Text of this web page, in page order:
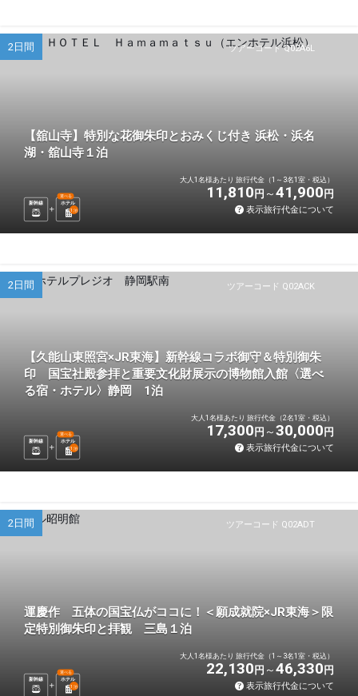
ツアーコード Q02A6L
2日間
【舘山寺】特別な花御朱印とおみくじ付き 浜松・浜名
湖・舘山寺１泊
新幹線 ホテル
選べる
1 泊
大人1名様あたり 旅行代金（1～3名1室・税込）
11,810 円 41,900 円
表示旅行代金について
ツアーコード Q02ACK
2日間
【久能山東照宮×JR東海】新幹線コラボ御守＆特別御朱
印 国宝社殿参拝と重要文化財展示の博物館入館〈選べ
る宿・ホテル〉静岡 1泊
新幹線 ホテル
選べる
1 泊
大人1名様あたり 旅行代金（2名1室・税込）
17,300 円 30,000 円
表示旅行代金について
ツアーコード Q02ADT
2日間
運慶作 五体の国宝仏がココに！＜願成就院×JR東海＞限
定特別御朱印と拝観 三島１泊
新幹線 ホテル
選べる
1 泊
大人1名様あたり 旅行代金（1～3名1室・税込）
22,130 円 46,330 円
表示旅行代金について